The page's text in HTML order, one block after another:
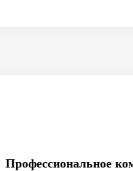
Профессиональное